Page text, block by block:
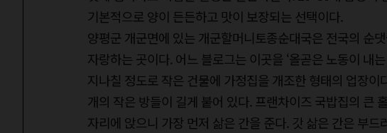
기본적으로 양이 든든하고 맛이 보장되는 선택이다.
양평군 개군면에 있는 개군할머니토종순대국은 전국의 순
자랑하는 곳이다. 어느 블로그는 이곳을 ‘올곧은 노동이 내
지나칠 정도로 작은 건물에 가정집을 개조한 형태의 업장
개의 작은 방들이 길게 붙어 있다. 프랜차이즈 국밥집의 큰
자리에 앉으니 가장 먼저 삶은 간을 준다. 갓 삶은 간은 부